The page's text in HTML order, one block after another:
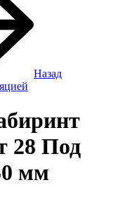
Назад
28 Под
мм